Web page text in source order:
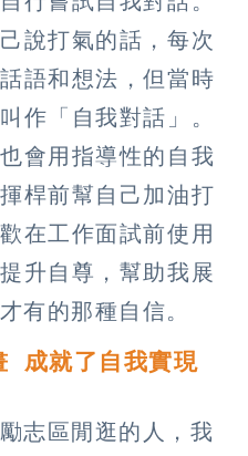
說打氣的話，每次
語和想法，但當時
作「自我對話」。
會用指導性的自我
桿前幫自己加油打
在工作面試前使用
升自尊，幫助我展
有的那種自信。
成就了自我實現
志區閒逛的人，我